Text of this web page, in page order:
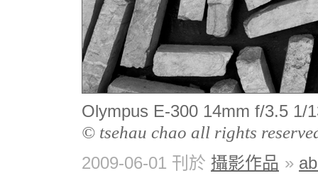
Olympus E-300 14mm f/3.5 1/
© tsehau chao all rights
2009-06-01 刊於 攝影作品 »